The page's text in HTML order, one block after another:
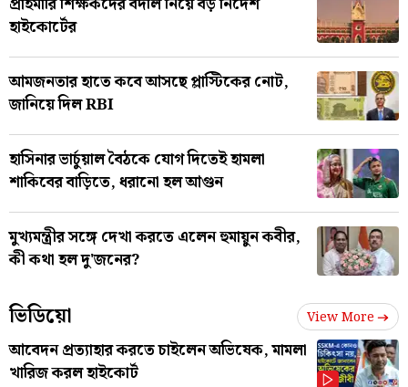
হাইকোর্টের
আমজনতার হাতে কবে আসছে প্লাস্টিকের নোট,
জানিয়ে দিল RBI
হাসিনার ভার্চুয়াল বৈঠকে যোগ দিতেই হামলা
শাকিবের বাড়িতে, ধরানো হল আগুন
মুখ্যমন্ত্রীর সঙ্গে দেখা করতে এলেন হুমায়ুন কবীর,
কী কথা হল দু'জনের?
ভিডিয়ো View More
আবেদন প্রত্যাহার করতে চাইলেন অভিষেক, মামলা
খারিজ করল হাইকোর্ট